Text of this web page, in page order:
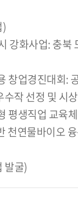
작 선정 및 시
천연물바이오
발굴)